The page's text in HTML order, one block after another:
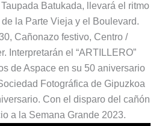
Batukada, llevará el ritmo
la Parte Vieja y el Boulevard.
Cañonazo festivo, Centro /
Interpretarán el “ARTILLERO”
de Aspace en su 50 aniversario
Fotográfica de Gipuzkoa
Con el disparo del cañón
a la Semana Grande 2023.